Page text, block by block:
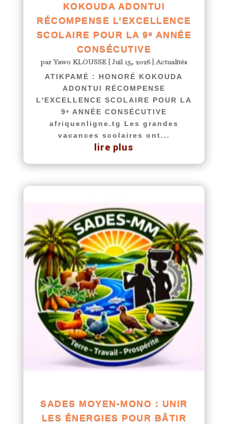
KOKOUDA ADONTUI
RÉCOMPENSE L’EXCELLENCE
SCOLAIRE POUR LA 9ᵉ ANNÉE
CONSÉCUTIVE
parYawo KLOUSSE |Juil 13, 2026|Actualités
ATIKPAMÉ : HONORÉ KOKOUDA
ADONTUI RÉCOMPENSE
L'EXCELLENCE SCOLAIRE POUR LA
9ᵉ ANNÉE CONSÉCUTIVE
afriquenligne.tg Les grandes
vacances scolaires ont...
lire plus
SADES MOYEN-MONO : UNIR
LES ÉNERGIES POUR BÂTIR